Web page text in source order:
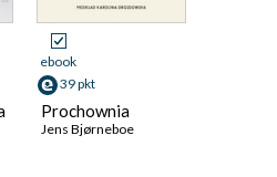
ebook
39 pkt
Prochownia
Jens Bjørneboe